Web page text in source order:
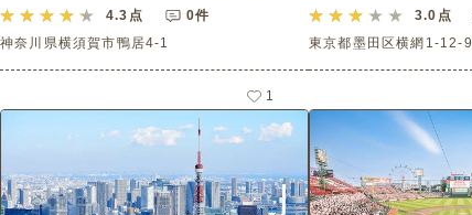
4.3 点
0件
神奈川県横須賀市鴨居4-1
1
3.0 点
東京都墨田区横網1-12-9